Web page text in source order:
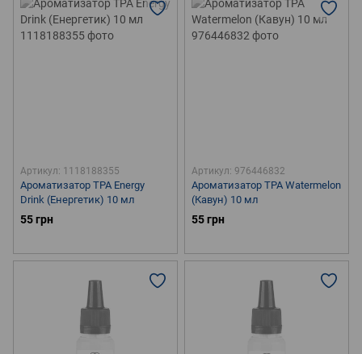
Артикул: 1118188355
Ароматизатор TPA Energy
Drink (Енергетик) 10 мл
55 грн
Артикул: 976446832
Ароматизатор TPA Watermelon
(Кавун) 10 мл
55 грн